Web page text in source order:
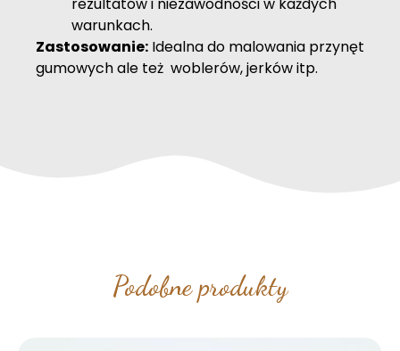
warunkach.
Zastosowanie: Idealna do malowania przynęt
gumowych ale też woblerów, jerków itp.
Podobne produkty